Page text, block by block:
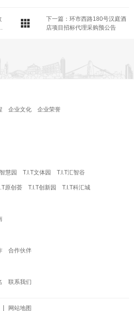
下一篇：环市西路180号汉庭酒
店项目招标代理采购预公告
企业文化 企业荣誉
慧园 T.I.T文体园 T.I.T汇智谷
原创荟 T.I.T创新园 T.I.T科汇城
合作伙伴
联系我们
网站地图